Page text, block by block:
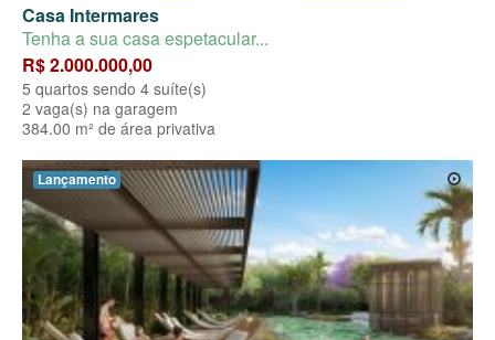
Casa Intermares
Tenha a sua casa espetacular...
R$ 2.000.000,00
5 quartos sendo 4 suíte(s)
2 vaga(s) na garagem
384.00 m² de área privativa
Lançamento